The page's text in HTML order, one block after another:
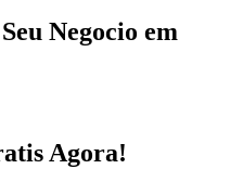
Negocio em
Agora!